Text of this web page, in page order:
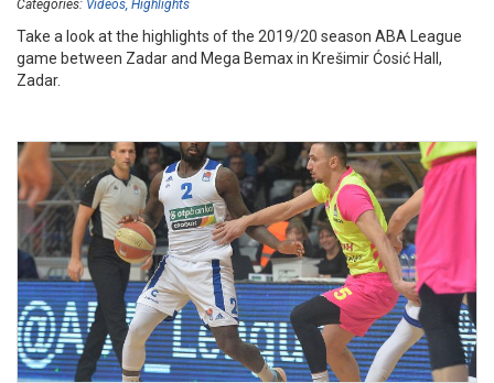
Categories: Videos Highlights
Take a look at the highlights of the 2019/20 season ABA League
game between Zadar and Mega Bemax in Krešimir Ćosić Hall,
Zadar.